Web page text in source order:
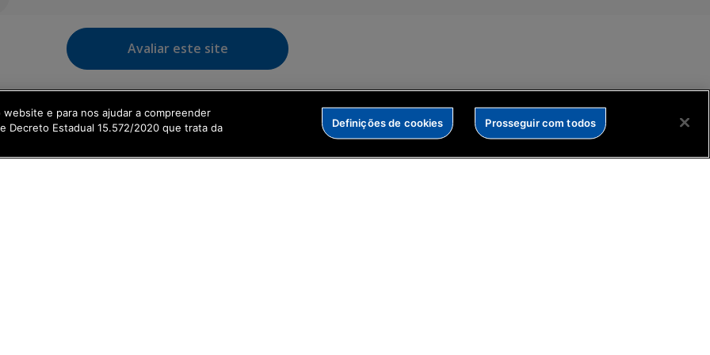
Avaliar este site
e para nos ajudar a compreender
Decreto Estadual 15.572/2020 que trata da
Definições de cookies Prosseguir com todos